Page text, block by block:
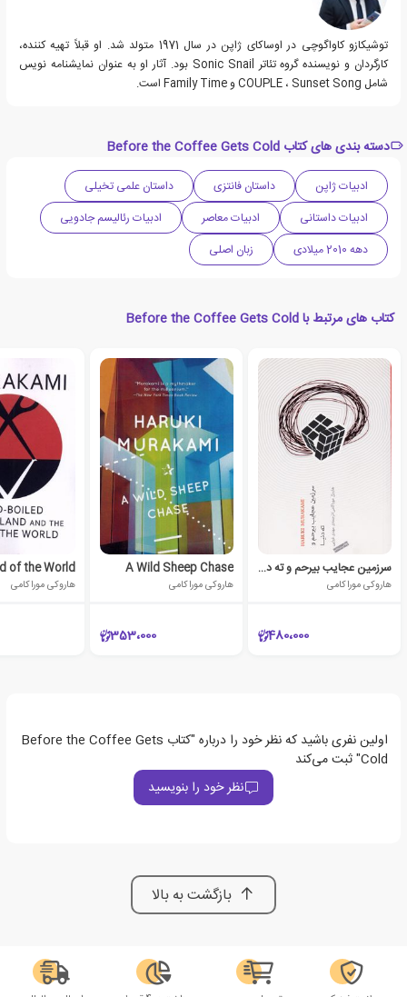
توشیکازو کاواگوچی در اوساکای ژاپن در سال 1971 متولد شد. او قبلاً تهیه کننده،
کارگردان و نویسنده گروه تئاتر Sonic Snail بود. آثار او به عنوان نمایشنامه نویس
شامل COUPLE ، Sunset Song و Family Time است.
دسته بندی های کتاب Before the Coffee Gets Cold
ادبیات ژاپن داستان فانتزی
داستان علمی تخیلی
ادبیات داستانی
ادبیات معاصر
ادبیات رئالیسم جادویی
دهه 2010 میلادی
زبان اصلی
کتاب های مرتبط با Before the Coffee Gets Cold
سرزمین عجایب بیرحم و ته دنیا
هاروکی موراکامی
480،000
A Wild Sheep Chase
هاروکی موراکامی
353،000
هاروکی موراکامی
اولین نفری باشید که نظر خود را درباره "کتاب Before the Coffee Gets
Cold" ثبت می‌کند
نظر خود را بنویسید
بازگشت به بالا